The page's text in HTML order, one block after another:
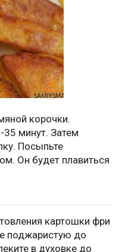
корочки.
минут. Затем
Посыпьте
Он будет плавиться
картошки фри
поджаристую до
в духовке до